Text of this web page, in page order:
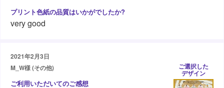
very good
2021年2月3日
M_W様 (その他)
ご選択した
デザイン